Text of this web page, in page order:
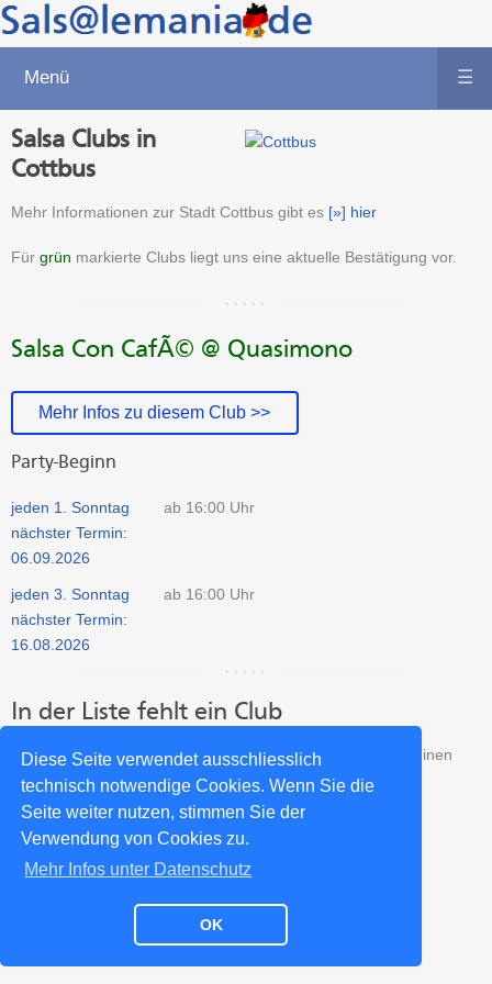
Diese Seite verwendet ausschliesslich
technisch notwendige Cookies. Wenn Sie die
Seite weiter nutzen, stimmen Sie der
Verwendung von Cookies zu.
Mehr Infos unter Datenschutz
OK
Menü ☰
Salsa Clubs in
Cottbus
Mehr Informationen zur Stadt Cottbus gibt es [»] hier
Für grün markierte Clubs liegt uns eine aktuelle Bestätigung vor.
Salsa Con CafÃ© @ Quasimono
Mehr Infos zu diesem Club >>
Party-Beginn
jeden 1. Sonntag
nächster Termin:
06.09.2026
ab 16:00 Uhr
jeden 3. Sonntag
nächster Termin:
16.08.2026
ab 16:00 Uhr
In der Liste fehlt ein Club
Fehlt ein Club aus Cottbus in unserer Liste? Dann trage Deinen
Club kostenlos in unser Verzeichnis ein:
Salsa Club neu eintragen >>
Datenschutz